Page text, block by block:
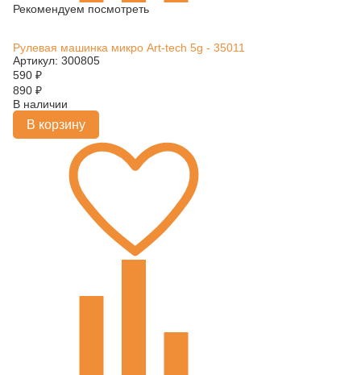
Рекомендуем посмотреть
Рулевая машинка микро Art-tech 5g - 35011
Артикул: 300805
590 ₽
890 ₽
В наличии
В корзину